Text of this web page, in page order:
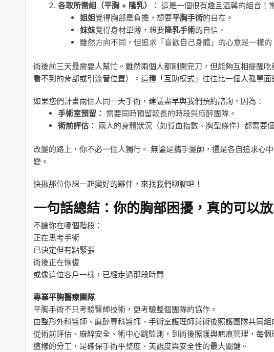
各取所需組（平胸 + 隆乳）： 這是一個很有趣且溫馨的組合！
姐姐覺得胸部是負擔，想要平胸手術的自在。
妹妹覺得身材單薄，想要隆乳手術的自信。
雖然方向不同，但追求「喜歡自己身體」的心意是一樣
術後前三天最需要人幫忙。雖然兩個人都剛開完刀，但能夠互相提醒
看不到的背部或引流管位置）。這種「互助模式」往往比一個人孤單面
如果您們計畫兩個人同一天手術，建議盡早與我們預約諮詢，因為：
手術室預留： 需要同時預留較長的時段與麻醉團隊。
術前評估： 兩人的身體狀況（如貧血指數、胸型條件）都需要
改變的路上，你不必一個人獨行。 無論是攜手變帥，還是各自追求心
變。
快揪那位你想一起變好的夥伴，來找我們聊聊吧！
一句話總結：你的胸部困擾，真的可以
不論你在哪個階段：
正在思考手術
已決定但有點緊張
術後正在恢復
或像這位客戶一樣，已經走過那段時間
專業平胸醫療團隊
平胸手術不只考驗醫師技術，更考驗整個團隊的協作。
由整形外科醫師、麻醉專科醫師、手術室護理師與術後照護團隊共同組
從術前評估、麻醉安全、術中心跳監測，到術後照護與疤痕管理，每個
這樣的分工，是確保手術平整度、美觀度與安全性的最大關鍵。